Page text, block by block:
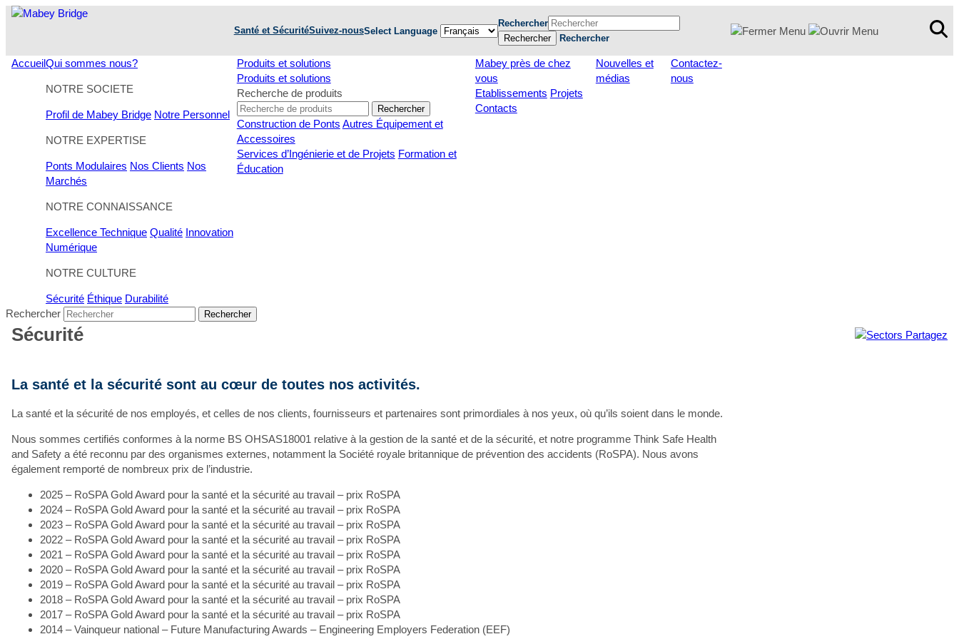
Skip
Santé et SécuritéSuivez-nousSelect Language
Rechercher
Rechercher
Rechercher
AccueilQui sommes nous?
NOTRE SOCIETE
Profil de Mabey Bridge Notre Personnel
NOTRE EXPERTISE
Ponts Modulaires Nos Clients Nos
Marchés
NOTRE CONNAISSANCE
Excellence Technique Qualité Innovation
Numérique
NOTRE CULTURE
Sécurité Éthique Durabilité
Produits et solutions
Produits et solutions
Recherche de produits
Rechercher
Construction de Ponts Autres Équipement et
Accessoires
Services d’Ingénierie et de Projets Formation et
Éducation
Mabey près de chez
vous
Etablissements Projets
Contacts
Nouvelles et
médias
Contactez-
nous
Rechercher Rechercher
Sécurité Partagez
La santé et la sécurité sont au cœur de toutes nos activités.
La santé et la sécurité de nos employés, et celles de nos clients, fournisseurs et partenaires sont primordiales à nos yeux, où qu’ils soient dans le monde.
Nous sommes certifiés conformes à la norme BS OHSAS18001 relative à la gestion de la santé et de la sécurité, et notre programme Think Safe Health
and Safety a été reconnu par des organismes externes, notamment la Société royale britannique de prévention des accidents (RoSPA). Nous avons
également remporté de nombreux prix de l’industrie.
2025 – RoSPA Gold Award pour la santé et la sécurité au travail – prix RoSPA
2024 – RoSPA Gold Award pour la santé et la sécurité au travail – prix RoSPA
2023 – RoSPA Gold Award pour la santé et la sécurité au travail – prix RoSPA
2022 – RoSPA Gold Award pour la santé et la sécurité au travail – prix RoSPA
2021 – RoSPA Gold Award pour la santé et la sécurité au travail – prix RoSPA
2020 – RoSPA Gold Award pour la santé et la sécurité au travail – prix RoSPA
2019 – RoSPA Gold Award pour la santé et la sécurité au travail – prix RoSPA
2018 – RoSPA Gold Award pour la santé et la sécurité au travail – prix RoSPA
2017 – RoSPA Gold Award pour la santé et la sécurité au travail – prix RoSPA
2014 – Vainqueur national – Future Manufacturing Awards – Engineering Employers Federation (EEF)